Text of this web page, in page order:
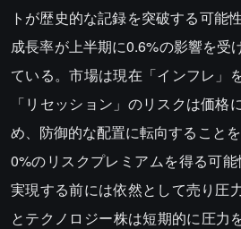
トが歴史的な記録を突破する可能
成長率が上半期に0.6%の影響を受
ている。市場は現在「インフレ」
「リセッション」のリスクは価格
め、防御的な配置に転向すること
0%のリスクプレミアムを得る可
実現する前には依然として売り圧
とテクノロジー株は短期的に圧力